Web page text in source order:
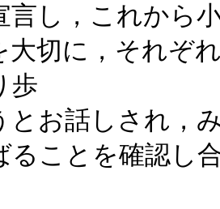
言し，これから
大切に，それぞ
歩
とお話しされ，
ることを確認し